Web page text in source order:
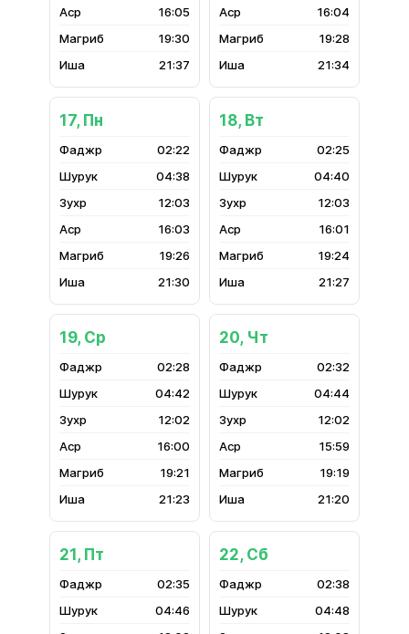
16:05
19:30
21:37
16:04
19:28
21:34
17, Пн
02:22
04:38
12:03
16:03
19:26
21:30
18, Вт
02:25
04:40
12:03
16:01
19:24
21:27
19, Ср
02:28
04:42
12:02
16:00
19:21
21:23
20, Чт
02:32
04:44
12:02
15:59
19:19
21:20
21, Пт
02:35
04:46
22, Сб
02:38
04:48